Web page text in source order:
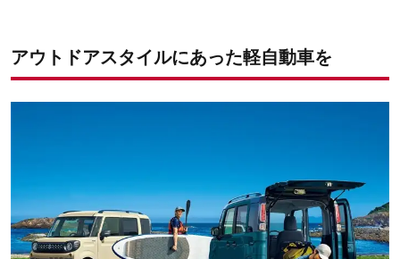
アウトドアスタイルにあった軽自動車を